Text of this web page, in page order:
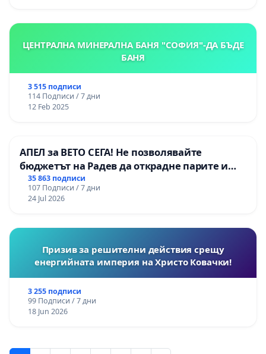
ЦЕНТРАЛНА МИНЕРАЛНА БАНЯ "СОФИЯ"-ДА БЪДЕ
БАНЯ
3 515 подписи
114 Подписи / 7 дни
12 Feb 2025
АПЕЛ за ВЕТО СЕГА! Не позволявайте
бюджетът на Радев да открадне парите и
правата ни в тъмното
35 863 подписи
107 Подписи / 7 дни
24 Jul 2026
Призив за решителни действия срещу
енергийната империя на Христо Ковачки!
3 255 подписи
99 Подписи / 7 дни
18 Jun 2026